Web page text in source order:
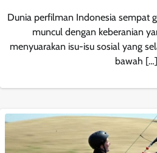
Dunia perfilman Indonesia sempat
muncul dengan keberanian
menyuarakan isu-isu sosial yang
bawah […]